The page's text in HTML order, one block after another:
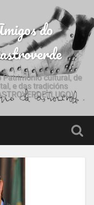
do
cultural, de
e das tradicións
(LUGO)